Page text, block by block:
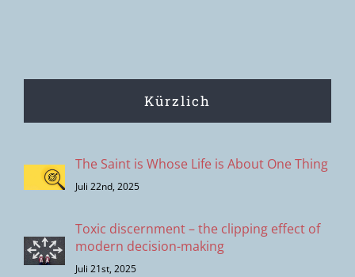
Kürzlich
The Saint is Whose Life is About One Thing
Juli 22nd, 2025
Toxic discernment – the clipping effect of
modern decision-making
Juli 21st, 2025